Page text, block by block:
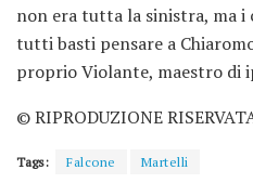
non era tutta la sinistra, ma i
tutti basti pensare a
proprio Violante, maestro di
© RIPRODUZIONE
Tags: Falcone Martelli